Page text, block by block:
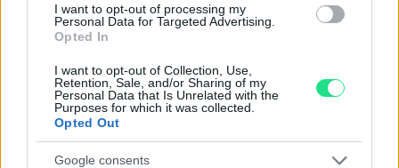
I want to opt-out of processing my
Personal Data for Targeted Advertising.
Opted In
I want to opt-out of Collection, Use,
Retention, Sale, and/or Sharing of my
Personal Data that Is Unrelated with the
Purposes for which it was collected.
Opted Out
Google consents
Contattaci per richiedere maggiori
informazioni o prenotare una
videochiamata:
Cognome e Nome *